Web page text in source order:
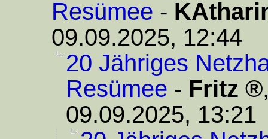
Resümee -
09.09.2025, 12:44
20 Jähriges
Resümee - Fritz
09.09.2025, 13:21